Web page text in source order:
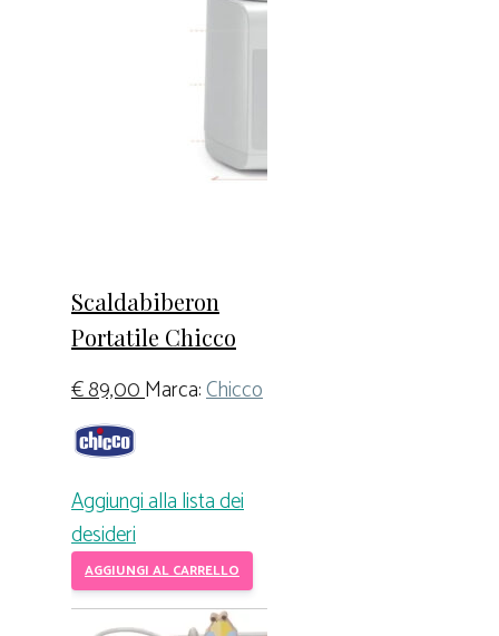
Scaldabiberon
Portatile Chicco
€89,00Marca:Chicco
Aggiungi alla lista dei
desideri
AGGIUNGI AL CARRELLO